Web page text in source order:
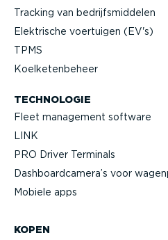
Tracking van bedrijfs­mid­delen
Elektrische voertuigen (EV's)
TPMS
Koelke­ten­beheer
TECHNOLOGIE
Fleet management software
LINK
PRO Driver Terminals
Dashboard­camera’s voor
Mobiele apps
KOPEN